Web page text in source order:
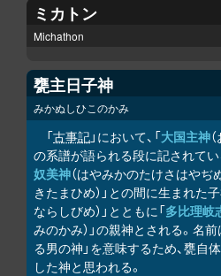
ミカトン
Michathon
甕主日子神
みかぬしひこのかみ
「古事記」において、「大国主神
の系譜が語られる段に記されてい
奴美神（はやみかのたけさはやぢ
きたまひめ）」との間に生まれた子
ならしびめ）」とともに「多比理岐
みのかみ）」の親神とされる。名前
る男の神」を意味するため、甕自
した神と思われる。